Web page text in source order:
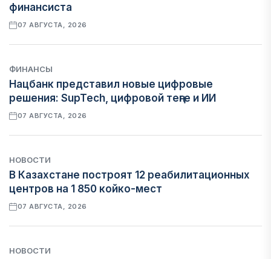
финансиста
07 АВГУСТА, 2026
ФИНАНСЫ
Нацбанк представил новые цифровые
решения: SupTech, цифровой теңге и ИИ
07 АВГУСТА, 2026
НОВОСТИ
В Казахстане построят 12 реабилитационных
центров на 1 850 койко-мест
07 АВГУСТА, 2026
НОВОСТИ